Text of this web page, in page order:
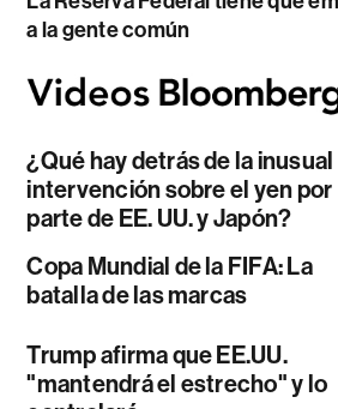
a la gente común
¿Qué hay detrás de la inusual
intervención sobre el yen por
parte de EE. UU. y Japón?
Copa Mundial de la FIFA: La
batalla de las marcas
Trump afirma que EE.UU.
"mantendrá el estrecho" y lo